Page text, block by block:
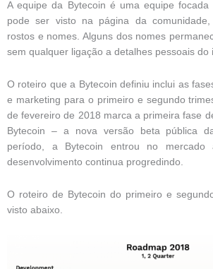
A equipe da Bytecoin é uma equipe focada
pode ser visto na página da
rostos e nomes. Alguns dos nomes
sem qualquer ligação a detalhes pessoais do
O roteiro que a Bytecoin definiu inclui as
e marketing para o primeiro e segundo
de fevereiro de 2018 marca a primeira fase
Bytecoin – a nova versão beta pública
período, a Bytecoin entrou no mercado
desenvolvimento continua progredindo.
O roteiro de Bytecoin do primeiro e
visto abaixo.